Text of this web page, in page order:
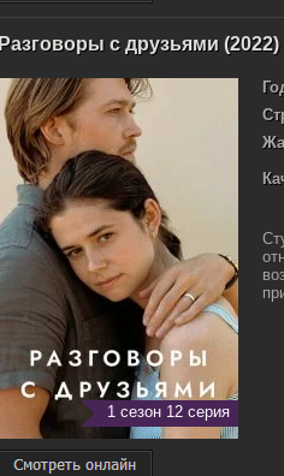
Разговоры с друзьями (2022)
1 сезон 12 серия